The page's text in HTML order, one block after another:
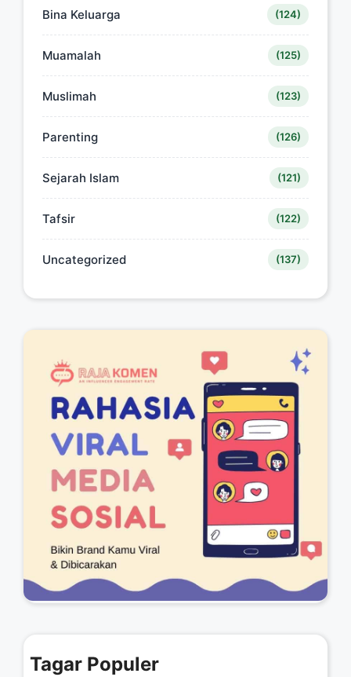
Bina Keluarga (124)
Muamalah (125)
Muslimah (123)
Parenting (126)
Sejarah Islam (121)
Tafsir (122)
Uncategorized (137)
Tagar Populer